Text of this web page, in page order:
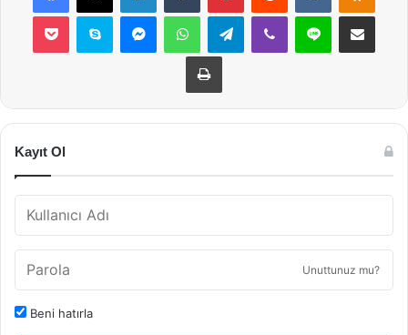
Pocket Skype MessengerWhatsAppTelegramViber Line E-Posta ile
Yazdır
Kayıt Ol
Unuttunuz mu?
Beni hatırla